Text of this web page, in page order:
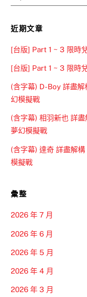
近期文章
[台版] Part 1 ~ 3 限時
[台版] Part 1 ~ 3 限時
(含字幕) D-Boy 詳盡
幻模擬戰
(含字幕) 相羽新也 詳
夢幻模擬戰
(含字幕) 達奇 詳盡解
模擬戰
彙整
2026 年 7 月
2026 年 6 月
2026 年 5 月
2026 年 4 月
2026 年 3 月